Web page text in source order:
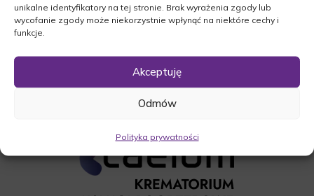
unikalne identyfikatory na tej stronie. Brak wyrażenia zgody lub
wycofanie zgody może niekorzystnie wpłynąć na niektóre cechy i
funkcje.
Akceptuję
Odmów
Polityka prywatności
O czym zawiadamia pogrążona w smutku
Rodzina.